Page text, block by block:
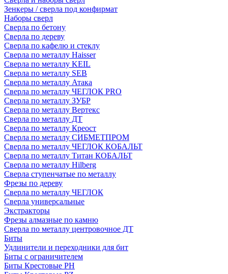
Зенкеры / сверла под конфирмат
Наборы сверл
Сверла по бетону
Сверла по дереву
Сверла по кафелю и стеклу
Сверла по металлу Haisser
Сверла по металлу KEIL
Сверла по металлу SEB
Сверла по металлу Атака
Сверла по металлу ЧЕГЛОК PRO
Сверла по металлу ЗУБР
Сверла по металлу Вертекс
Сверла по металлу ДТ
Сверла по металлу Креост
Сверла по металлу СИБМЕТПРОМ
Сверла по металлу ЧЕГЛОК КОБАЛЬТ
Сверла по металлу Титан КОБАЛЬТ
Сверла по металлу Hilberg
Сверла ступенчатые по металлу
Фрезы по дереву
Сверла по металлу ЧЕГЛОК
Сверла универсальные
Экстракторы
Фрезы алмазные по камню
Сверла по металлу центровочное ДТ
Биты
Удлинители и переходники для бит
Биты с ограничителем
Биты Крестовые PH